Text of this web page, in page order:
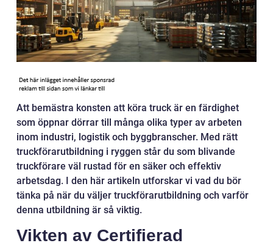
Att bemästra konsten att köra truck är en färdighet
som öppnar dörrar till många olika typer av arbeten
inom industri, logistik och byggbranscher. Med rätt
truckförarutbildning i ryggen står du som blivande
truckförare väl rustad för en säker och effektiv
arbetsdag. I den här artikeln utforskar vi vad du bör
tänka på när du väljer truckförarutbildning och varför
denna utbildning är så viktig.
Vikten av Certifierad